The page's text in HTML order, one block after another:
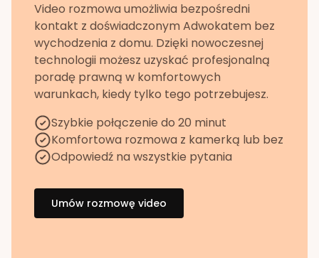
Video rozmowa umożliwia bezpośredni
kontakt z doświadczonym Adwokatem bez
wychodzenia z domu. Dzięki nowoczesnej
technologii możesz uzyskać profesjonalną
poradę prawną w komfortowych
warunkach, kiedy tylko tego potrzebujesz.
Szybkie połączenie do 20 minut
Komfortowa rozmowa z kamerką lub bez
Odpowiedź na wszystkie pytania
Umów rozmowę video